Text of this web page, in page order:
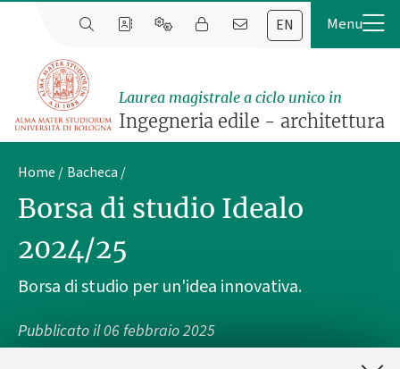
EN
Laurea magistrale a ciclo unico in
Ingegneria edile - architettura
Home Bacheca
Borsa di studio Idealo
2024/25
Borsa di studio per un'idea innovativa.
Pubblicato il06 febbraio 2025